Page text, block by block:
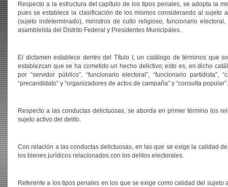
Respecto a la estructura del capítulo de los tipos penales, se adopta la
pues se establece la clasificación de los mismos considerando al sujeto
(sujeto indeterminado), ministros de culto religioso, funcionario
asambleísta del Distrito Federal y Presidentes Municipales.
El dictamen establece dentro del Título I, un catálogo de términos que
establezcan que se ha cometido un hecho delictivo; esto es, en dicho
por “servidor público”, “funcionario electoral”, “funcionario partidista”,
“precandidato” y “organizadores de actos de campaña” y “consulta popular”.
Respecto a las conductas delictuosas, se aborda en primer término los
sujeto activo del delito.
Con relación a las conductas delictuosas, en las que se exige la calidad
los bienes jurídicos relacionados con los delitos electorales.
Referente a los tipos penales en los que se exige como calidad del